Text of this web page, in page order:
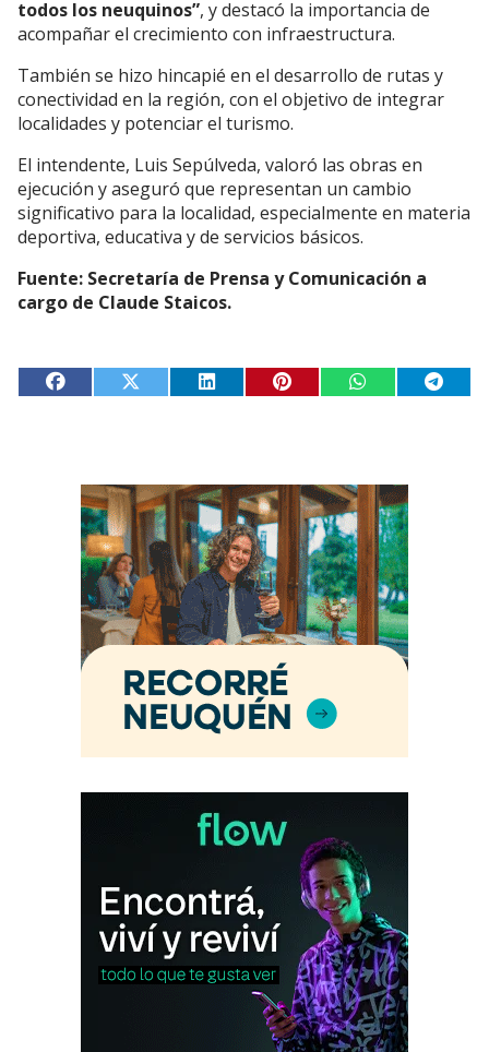
todos los neuquinos”, y destacó la importancia de
acompañar el crecimiento con infraestructura.
También se hizo hincapié en el desarrollo de rutas y
conectividad en la región, con el objetivo de integrar
localidades y potenciar el turismo.
El intendente, Luis Sepúlveda, valoró las obras en
ejecución y aseguró que representan un cambio
significativo para la localidad, especialmente en materia
deportiva, educativa y de servicios básicos.
Fuente: Secretaría de Prensa y Comunicación a
cargo de Claude Staicos.